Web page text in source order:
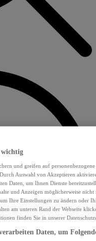
wichtig
und greifen auf
Auswahl von Akzeptieren
Daten, um Ihnen Dienste
und Anzeigen möglicherweise nicht
Ihre Einstellungen zu ändern oder
am unteren Rand der Webseite
finden Sie in unserer
Daten, um